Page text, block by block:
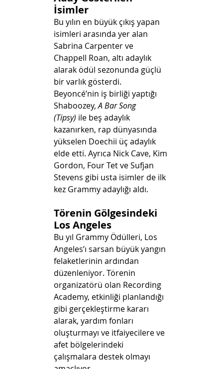
İsimler
Bu yılın en büyük çıkış yapan
isimleri arasında yer alan
Sabrina Carpenter ve
Chappell Roan, altı adaylık
alarak ödül sezonunda güçlü
bir varlık gösterdi.
Beyoncé’nin iş birliği yaptığı
Shaboozey, A Bar Song
(Tipsy) ile beş adaylık
kazanırken, rap dünyasında
yükselen Doechii üç adaylık
elde etti. Ayrıca Nick Cave, Kim
Gordon, Four Tet ve Sufjan
Stevens gibi usta isimler de ilk
kez Grammy adaylığı aldı.
Törenin Gölgesindeki
Los Angeles
Bu yıl Grammy Ödülleri, Los
Angeles’ı sarsan büyük yangın
felaketlerinin ardından
düzenleniyor. Törenin
organizatörü olan Recording
Academy, etkinliği planlandığı
gibi gerçekleştirme kararı
alarak, yardım fonları
oluşturmayı ve itfaiyecilere ve
afet bölgelerindeki
çalışmalara destek olmayı